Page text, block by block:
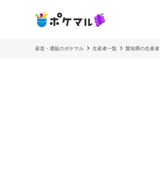
産直・通販のポケマル 生産者一覧 愛知県の生産者